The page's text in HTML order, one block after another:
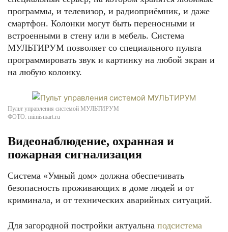
программы, и телевизор, и радиоприёмник, и даже
смартфон. Колонки могут быть переносными и
встроенными в стену или в мебель. Система
МУЛЬТИРУМ позволяет со специального пульта
программировать звук и картинку на любой экран и
на любую колонку.
Пульт управления системой МУЛЬТИРУМ
ФОТО: mimismart.ru
Видеонаблюдение, охранная и
пожарная сигнализация
Система «Умный дом» должна обеспечивать
безопасность проживающих в доме людей и от
криминала, и от технических аварийных ситуаций.
Для загородной постройки актуальна подсистема